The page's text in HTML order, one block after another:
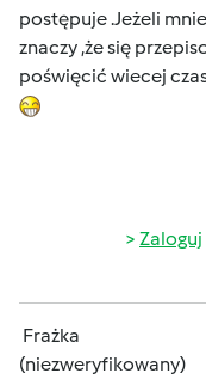
postępuje .Jeżeli
znaczy ,że się
poświęcić wiecej
Zaloguj
Frażka
(niezweryfikowany)